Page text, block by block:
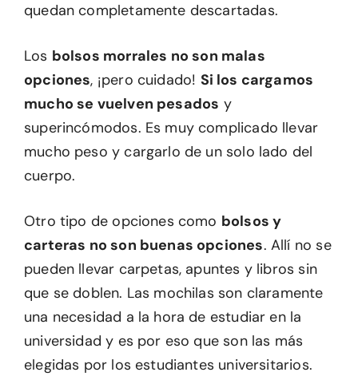
quedan completamente descartadas.
Los bolsos morrales no son malas
opciones, ¡pero cuidado! Si los cargamos
mucho se vuelven pesados y
superincómodos. Es muy complicado llevar
mucho peso y cargarlo de un solo lado del
cuerpo.
Otro tipo de opciones como bolsos y
carteras no son buenas opciones. Allí no se
pueden llevar carpetas, apuntes y libros sin
que se doblen. Las mochilas son claramente
una necesidad a la hora de estudiar en la
universidad y es por eso que son las más
elegidas por los estudiantes universitarios.